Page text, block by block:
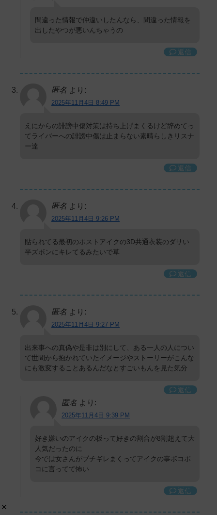
間違った情報で仲違いしたんなら、間違った情報を
出したやつが悪いんちゃうの
返信
匿名 より:
2025年11月4日 8:49 PM
えにからの誹謗中傷対策は持ち上げまくるけど辞めてっ
てライバーへの誹謗中傷は止まらない素晴らしきリスナ
ー達
返信
匿名 より:
2025年11月4日 9:26 PM
貼られてる最初のポストアイクの3D共通衣装のダサい
半ズボンにキレてるみたいで草
返信
匿名 より:
2025年11月4日 9:27 PM
出来事への真偽や是非は別にして、ある一人の人につい
て世間から抱かれていたイメージやストーリーがこんな
にも激変することあるんだなとすごいもんを見た気分
返信
匿名 より:
2025年11月4日 9:39 PM
好き嫌いのアイクの板って好きの割合が8割超えて大
人気だったのに
今では女さんがブチギレまくってアイクの事ボコボ
コに言ってて怖い
返信